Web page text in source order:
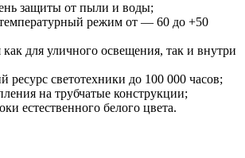
защиты от пыли и воды;
режим от — 60 до +50
как для уличного освещения, так и внутри
ресурс светотехники до 100 000 часов;
на трубчатые конструкции;
естественного белого цвета.